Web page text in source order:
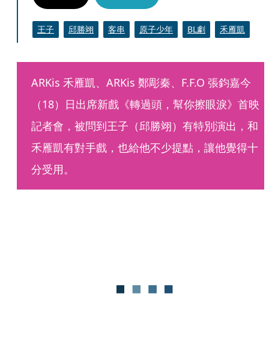
王子 邱勝翊 客串 原子少年 BL劇 禾雁凱
ARKis 禾雁凱、ARKis 鄭彫秦、F.F.O 張鈞嘉今
（18）日出席新戲《轉過頭，幫你擦眼淚》首映
記者會，被問到王子（邱勝翊）有特別演出，和
禾雁凱有對手戲，也給他不少提點，讓他覺得十
分受用。